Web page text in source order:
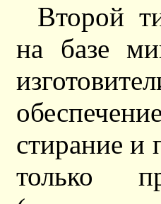
Второй
на базе
стирание
только